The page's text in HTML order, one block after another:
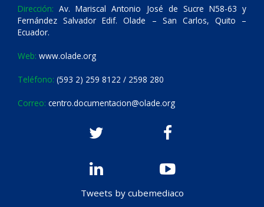
Dirección: Av. Mariscal Antonio José de Sucre N58-63 y
Fernández Salvador Edif. Olade – San Carlos, Quito –
Ecuador.
Web: www.olade.org
Teléfono: (593 2) 259 8122 / 2598 280
Correo: centro.documentacion@olade.org
Tweets by cubemediaco